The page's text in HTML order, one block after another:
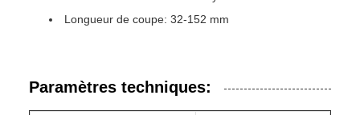
Longueur de coupe: 32-152 mm
Paramètres techniques: